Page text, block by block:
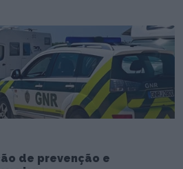
de prevenção e